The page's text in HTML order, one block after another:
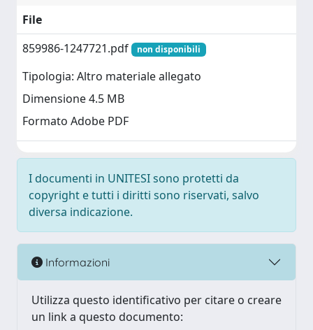
File
859986-1247721.pdf
non disponibili
Tipologia: Altro materiale allegato
Dimensione 4.5 MB
Formato Adobe PDF
I documenti in UNITESI sono protetti da
copyright e tutti i diritti sono riservati, salvo
diversa indicazione.
Informazioni
Utilizza questo identificativo per citare o creare
un link a questo documento: